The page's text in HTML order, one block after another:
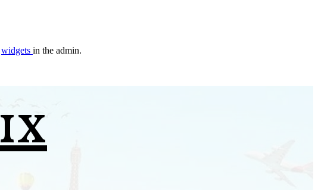
widgets in the admin.